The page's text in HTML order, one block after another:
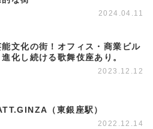
2024.04.11
能文化の街！オフィス・商業ビル
化し続ける歌舞伎座あり。
2023.12.12
（東銀座駅）
2022.12.14